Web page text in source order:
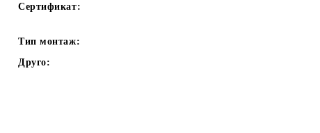
Сертификат:
Тип монтаж:
Друго: